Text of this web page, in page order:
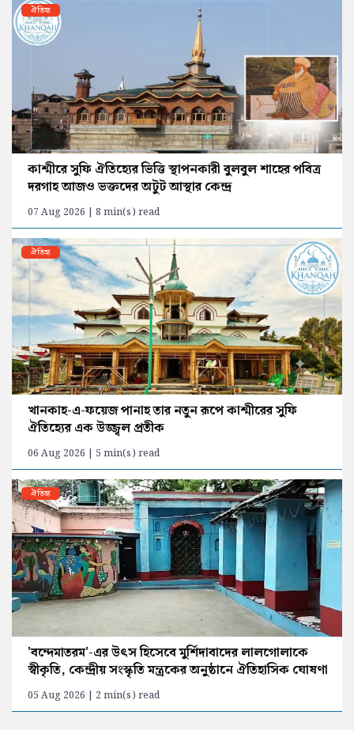
ঐতিহ্য
কাশ্মীরে সুফি ঐতিহ্যের ভিত্তি স্থাপনকারী বুলবুল শাহের পবিত্র
দরগাহ আজও ভক্তদের অটুট আস্থার কেন্দ্র
07 Aug 2026 | 8 min(s) read
ঐতিহ্য
খানকাহ-এ-ফয়েজ পানাহ তার নতুন রূপে কাশ্মীরের সুফি
ঐতিহ্যের এক উজ্জ্বল প্রতীক
06 Aug 2026 | 5 min(s) read
ঐতিহ্য
'বন্দেমাতরম'-এর উৎস হিসেবে মুর্শিদাবাদের লালগোলাকে
স্বীকৃতি, কেন্দ্রীয় সংস্কৃতি মন্ত্রকের অনুষ্ঠানে ঐতিহাসিক ঘোষণা
05 Aug 2026 | 2 min(s) read